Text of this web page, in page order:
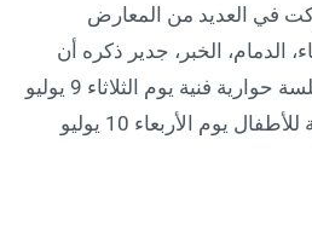
في العديد من المعارض
الدمام، الخبر، جدير ذكره أن
المعرض سيشتمل على جلسة حوارية فنية يوم الثلاثاء 9 يوليو
2024م، إضافة لورشة فنية للأطفال يوم الأربعاء 10 يوليو